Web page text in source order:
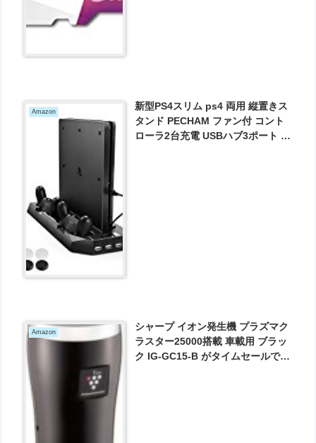
Amazon
新型PS4スリム ps4 両用 縦置きス
タンド PECHAM ファン付 コント
ローラ2台充電 USBハブ3ポート 1
Amazon
シャープ イオン発生機 プラズマク
ラスター25000搭載 車載用 ブラッ
ク IG-GC15-B がタイムセールで